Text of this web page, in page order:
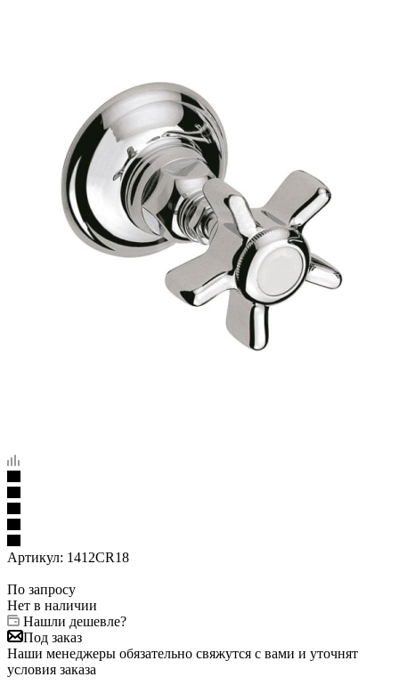
Артикул: 1412CR18
По запросу
Нет в наличии
Нашли дешевле?
Под заказ
Наши менеджеры обязательно свяжутся с вами и уточнят
условия заказа